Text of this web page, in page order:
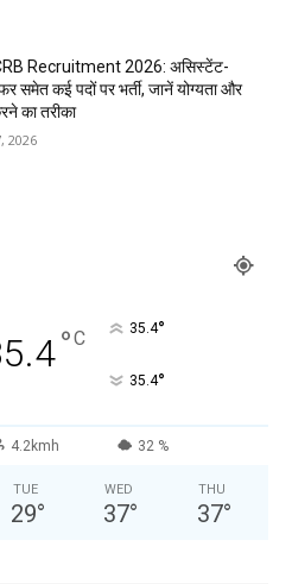
Recruitment 2026: असिस्टेंट-
समेत कई पदों पर भर्ती, जानें योग्यता और
का तरीका
2026
°C 35.4°
35.4°
4.2kmh 32 %
TUE
29°
WED
37°
THU
37°